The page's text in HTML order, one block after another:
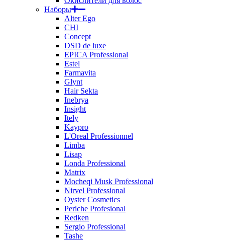
Наборы
Alter Ego
CHI
Concept
DSD de luxe
EPICA Professional
Estel
Farmavita
Glynt
Hair Sekta
Inebrya
Insight
Itely
Kaypro
L'Oreal Professionnel
Limba
Lisap
Londa Professional
Matrix
Mocheqi Musk Professional
Nirvel Professional
Oyster Cosmetics
Periche Profesional
Redken
Sergio Professional
Tashe